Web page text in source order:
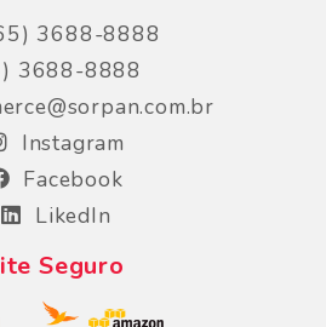
3688-8888
3688-8888
Instagram
Facebook
LikedIn
Seguro